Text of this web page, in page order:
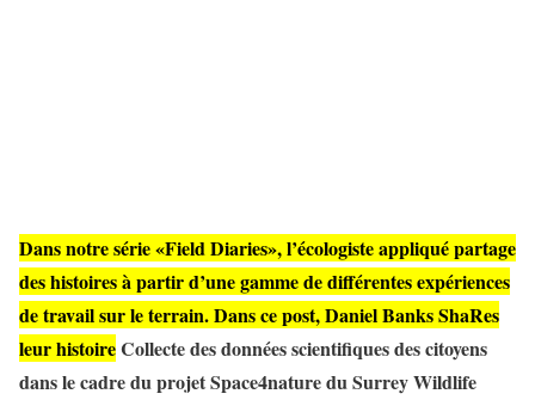
Dans notre série «Field Diaries», l’écologiste appliqué partage
des histoires à partir d’une gamme de différentes expériences
de travail sur le terrain.Dans ce post,Daniel Banks ShaRes
leur histoireCollecte des données scientifiques des citoyens
dans le cadre du projet Space4nature du Surrey Wildlife